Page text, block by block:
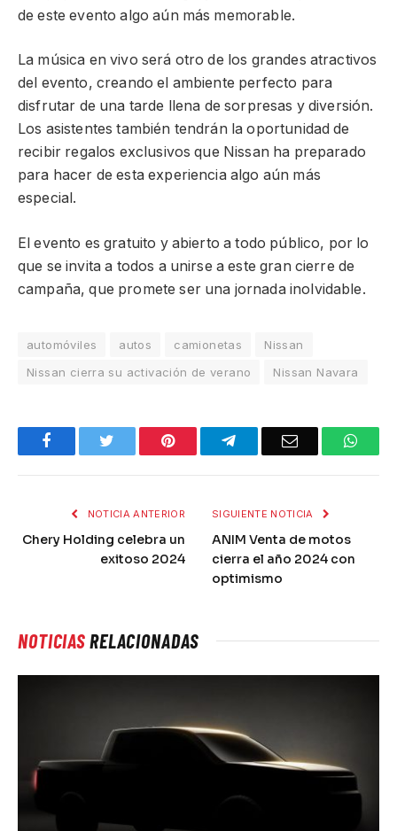
de este evento algo aún más memorable.
La música en vivo será otro de los grandes atractivos
del evento, creando el ambiente perfecto para
disfrutar de una tarde llena de sorpresas y diversión.
Los asistentes también tendrán la oportunidad de
recibir regalos exclusivos que Nissan ha preparado
para hacer de esta experiencia algo aún más
especial.
El evento es gratuito y abierto a todo público, por lo
que se invita a todos a unirse a este gran cierre de
campaña, que promete ser una jornada inolvidable.
automóviles autos camionetas
Nissan
Nissan cierra su activación de verano
Nissan Navara
Facebook Pinterest TelegramEmail
NOTICIA ANTERIOR
Chery Holding celebra un
exitoso 2024
SIGUIENTE NOTICIA
ANIM Venta de motos
cierra el año 2024 con
optimismo
NOTICIASRELACIONADAS